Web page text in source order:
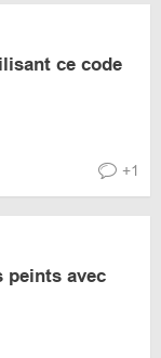
ce code
+1
peints avec